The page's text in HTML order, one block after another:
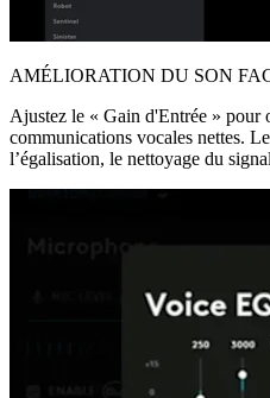
AMÉLIORATION DU SON
Ajustez le « Gain d'Entrée » pour
communications vocales nettes.
l’égalisation, le nettoyage du